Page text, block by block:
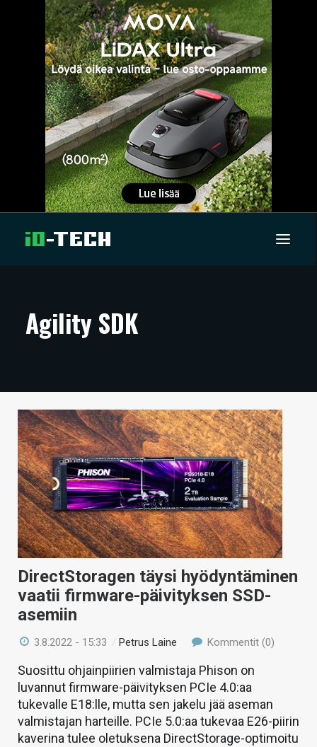
ARTIKKELIT
TECHBBS
TIETOA
HINTA.FI
KAUPPA
VAIHDA TEEMA
HAKU
Agility SDK
DirectStoragen täysi hyödyntäminen
vaatii firmware-päivityksen SSD-
asemiin
3.8.2022 - 15:33 /Petrus Laine Kommentit (0)
Suosittu ohjainpiirien valmistaja Phison on
luvannut firmware-päivityksen PCIe 4.0:aa
tukevalle E18:lle, mutta sen jakelu jää aseman
valmistajan harteille. PCIe 5.0:aa tukevaa E26-piirin
kaverina tulee oletuksena DirectStorage-optimoitu